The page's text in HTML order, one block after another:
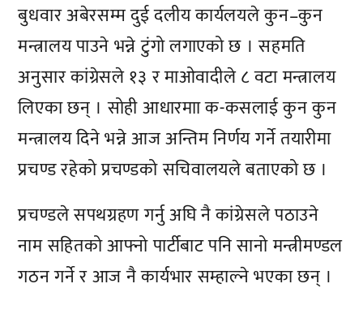
बुधवार अबेरसम्म दुई दलीय कार्यलयले कुन–कुन
मन्त्रालय पाउने भन्ने टुंगो लगाएको छ । सहमति
अनुसार कांग्रेसले १३ र माओवादीले ८ वटा मन्त्रालय
लिएका छन् । सोही आधारमाा क-कसलाई कुन कुन
मन्त्रालय दिने भन्ने आज अन्तिम निर्णय गर्ने तयारीमा
प्रचण्ड रहेको प्रचण्डको सचिवालयले बताएको छ ।
प्रचण्डले सपथग्रहण गर्नु अघि नै कांग्रेसले पठाउने
नाम सहितको आफ्नो पार्टीबाट पनि सानो मन्त्रीमण्डल
गठन गर्ने र आज नै कार्यभार सम्हाल्ने भएका छन् ।